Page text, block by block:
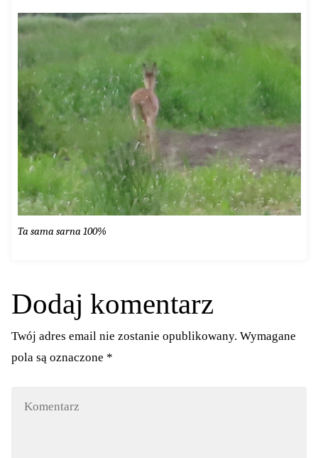
Ta sama sarna 100%
Dodaj komentarz
Twój adres email nie zostanie opublikowany. Wymagane
pola są oznaczone *